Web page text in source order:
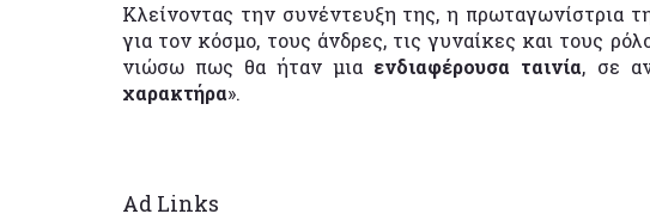
Κλείνοντας την συνέντευξη της, η πρωταγωνίστρια
για τον κόσμο, τους άνδρες, τις γυναίκες και τους
νιώσω πως θα ήταν μια ενδιαφέρουσα ταινία, σε
χαρακτήρα».
Ad Links